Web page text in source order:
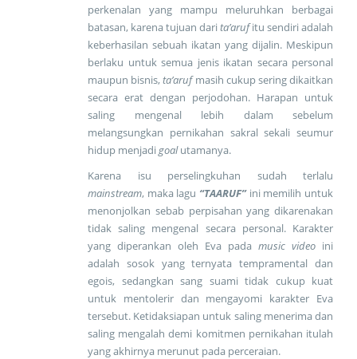
perkenalan yang mampu meluruhkan berbagai
batasan, karena tujuan darita’arufitu sendiri adalah
keberhasilan sebuah ikatan yang dijalin. Meskipun
berlaku untuk semua jenis ikatan secara personal
maupun bisnis,ta’arufmasih cukup sering dikaitkan
secara erat dengan perjodohan. Harapan untuk
saling mengenal lebih dalam sebelum
melangsungkan pernikahan sakral sekali seumur
hidup menjadigoalutamanya.
Karena isu perselingkuhan sudah terlalu
mainstream, maka lagu “TAARUF”ini memilih untuk
menonjolkan sebab perpisahan yang dikarenakan
tidak saling mengenal secara personal. Karakter
yang diperankan oleh Eva pada music video ini
adalah sosok yang ternyata tempramental dan
egois, sedangkan sang suami tidak cukup kuat
untuk mentolerir dan mengayomi karakter Eva
tersebut. Ketidaksiapan untuk saling menerima dan
saling mengalah demi komitmen pernikahan itulah
yang akhirnya merunut pada perceraian.